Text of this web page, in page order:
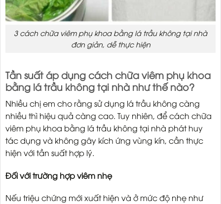
3 cách chữa viêm phụ khoa bằng lá trầu không tại nhà
đơn giản, dễ thực hiện
Tần suất áp dụng cách chữa viêm phụ khoa
bằng lá trầu không tại nhà như thế nào?
Nhiều chị em cho rằng sử dụng lá trầu không càng
nhiều thì hiệu quả càng cao. Tuy nhiên, để cách chữa
viêm phụ khoa bằng lá trầu không tại nhà phát huy
tác dụng và không gây kích ứng vùng kín, cần thực
hiện với tần suất hợp lý.
Đối với trường hợp viêm nhẹ
Nếu triệu chứng mới xuất hiện và ở mức độ nhẹ như